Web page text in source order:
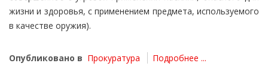
жизни и здоровья, с применением предмета, используемого
в качестве оружия).
Опубликовано в Прокуратура Подробнее ...